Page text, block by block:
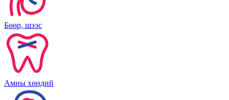
Бөөр, шээс
Амны хөндий